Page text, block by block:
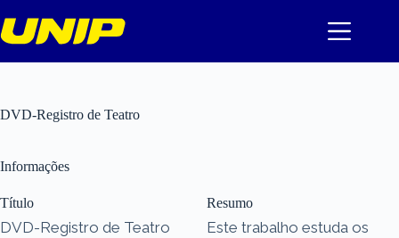
para
o
DVD-Registro de Teatro
Informações
Título
DVD-Registro de Teatro
Resumo
Este trabalho estuda os